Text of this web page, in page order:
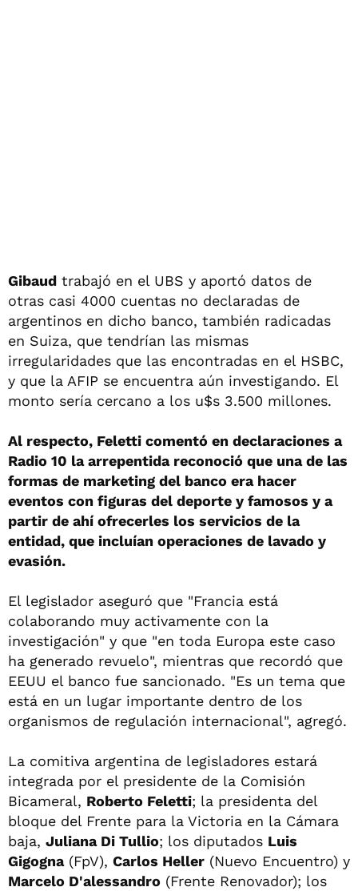
Gibaud trabajó en el UBS y aportó datos de
otras casi 4000 cuentas no declaradas de
argentinos en dicho banco, también radicadas
en Suiza, que tendrían las mismas
irregularidades que las encontradas en el HSBC,
y que la AFIP se encuentra aún investigando. El
monto sería cercano a los u$s 3.500 millones.
Al respecto, Feletti comentó en declaraciones a
Radio 10 la arrepentida reconoció que una de las
formas de marketing del banco era hacer
eventos con figuras del deporte y famosos y a
partir de ahí ofrecerles los servicios de la
entidad, que incluían operaciones de lavado y
evasión.
El legislador aseguró que "Francia está
colaborando muy activamente con la
investigación" y que "en toda Europa este caso
ha generado revuelo", mientras que recordó que
EEUU el banco fue sancionado. "Es un tema que
está en un lugar importante dentro de los
organismos de regulación internacional", agregó.
La comitiva argentina de legisladores estará
integrada por el presidente de la Comisión
Bicameral, Roberto Feletti; la presidenta del
bloque del Frente para la Victoria en la Cámara
baja, Juliana Di Tullio; los diputados Luis
Gigogna(FpV), Carlos Heller (Nuevo Encuentro) y
Marcelo D'alessandro (Frente Renovador); los